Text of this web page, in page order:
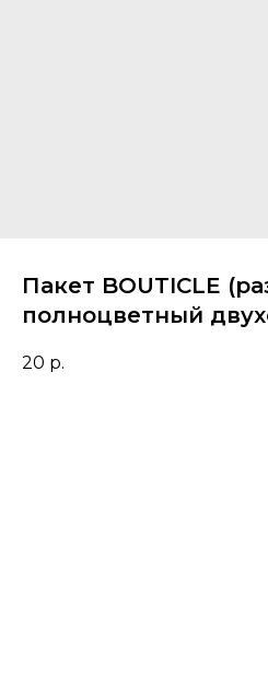
Пакет BOUTICLE
полноцветный
20 р.